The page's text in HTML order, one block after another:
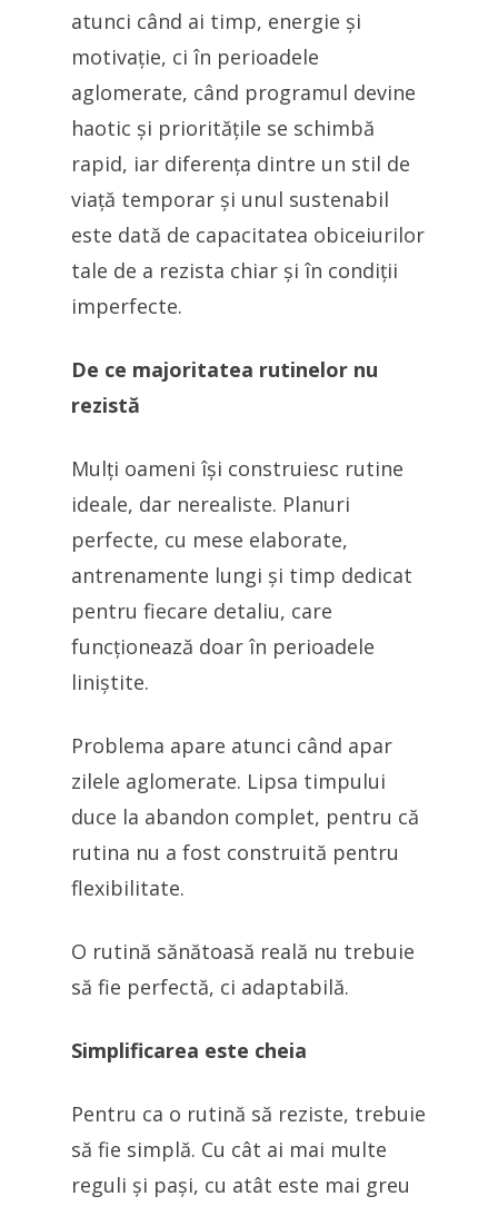
atunci când ai timp, energie și
motivație, ci în perioadele
aglomerate, când programul devine
haotic și prioritățile se schimbă
rapid, iar diferența dintre un stil de
viață temporar și unul sustenabil
este dată de capacitatea obiceiurilor
tale de a rezista chiar și în condiții
imperfecte.
De ce majoritatea rutinelor nu
rezistă
Mulți oameni își construiesc rutine
ideale, dar nerealiste. Planuri
perfecte, cu mese elaborate,
antrenamente lungi și timp dedicat
pentru fiecare detaliu, care
funcționează doar în perioadele
liniștite.
Problema apare atunci când apar
zilele aglomerate. Lipsa timpului
duce la abandon complet, pentru că
rutina nu a fost construită pentru
flexibilitate.
O rutină sănătoasă reală nu trebuie
să fie perfectă, ci adaptabilă.
Simplificarea este cheia
Pentru ca o rutină să reziste, trebuie
să fie simplă. Cu cât ai mai multe
reguli și pași, cu atât este mai greu